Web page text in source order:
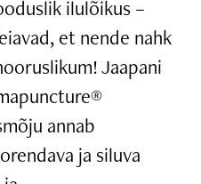
ilulõikus –
et nende nahk
Jaapani
annab
ja siluva